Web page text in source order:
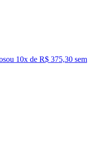
ou 10x de R$ 375,30 sem